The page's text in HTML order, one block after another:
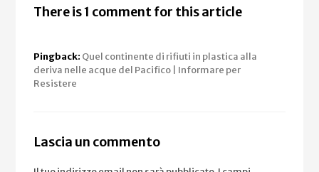
There is 1 comment for this article
Pingback: Quel continente di rifiuti in plastica alla
deriva nelle acque del Pacifico | Informare per
Resistere
Lascia un commento